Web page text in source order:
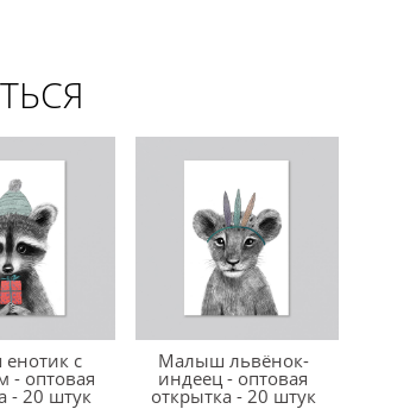
с
- оптовая
- 20 штук
Малыш львёнок-
индеец - оптовая
открытка - 20 штук